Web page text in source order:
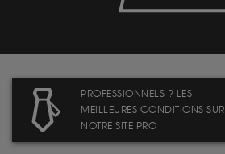
PROFESSIONNELS ? LES
MEILLEURES CONDITIONS SUR
NOTRE SITE PRO